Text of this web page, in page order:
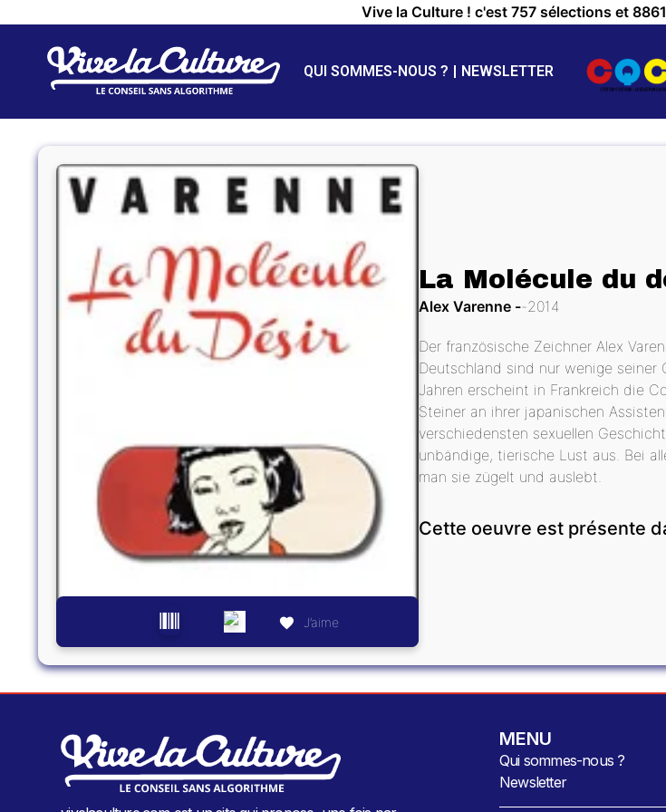
Vive la Culture ! c'est 757 sélections et
QUI SOMMES-NOUS ? NEWSLETTER
J’aime
La Molécule du
Alex Varenne 2014
Der französische Zeichner Alex
Deutschland sind nur wenige seiner
Jahren erscheint in Frankreich die
Steiner an ihrer japanischen
verschiedensten sexuellen
unbändige, tierische Lust aus. Bei
man sie zügelt und auslebt.
Cette oeuvre est présente
MENU
Qui sommes-nous ?
Newsletter